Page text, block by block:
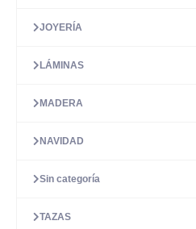
JOYERÍA
LÁMINAS
MADERA
NAVIDAD
Sin categoría
TAZAS